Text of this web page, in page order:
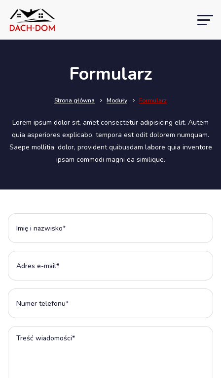
Formularz
Strona główna Moduły Formularz
Lorem ipsum dolor sit, amet consectetur adipisicing elit. Autem
quia asperiores explicabo, tempora est odit dolorem numquam.
Saepe mollitia, dolor, provident quibusdam labore quia inventore
ipsam commodi magni ea similique.